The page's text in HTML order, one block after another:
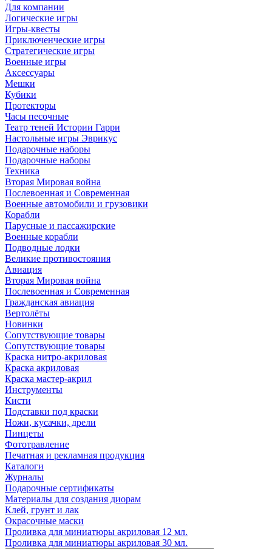
Для компании
Логические игры
Игры-квесты
Приключенческие игры
Стратегические игры
Военные игры
Аксессуары
Мешки
Кубики
Протекторы
Часы песочные
Театр теней Истории Гарри
Настольные игры Эврикус
Подарочные наборы
Подарочные наборы
Техника
Вторая Мировая война
Послевоенная и Современная
Военные автомобили и грузовики
Корабли
Парусные и пассажирские
Военные корабли
Подводные лодки
Великие противостояния
Авиация
Вторая Мировая война
Послевоенная и Современная
Гражданская авиация
Вертолёты
Новинки
Сопутствующие товары
Сопутствующие товары
Краска нитро-акриловая
Краска акриловая
Краска мастер-акрил
Инструменты
Кисти
Подставки под краски
Ножи, кусачки, дрели
Пинцеты
Фототравление
Печатная и рекламная продукция
Каталоги
Журналы
Подарочные сертификаты
Материалы для создания диорам
Клей, грунт и лак
Окрасочные маски
Проливка для миниатюры акриловая 12 мл.
Проливка для миниатюры акриловая 30 мл.